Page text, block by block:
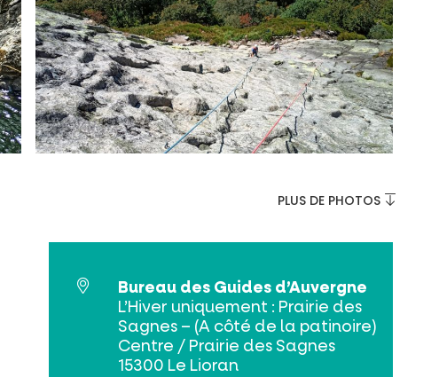
PLUS DE PHOTOS
Bureau des Guides d’Auvergne
L’Hiver uniquement : Prairie des
Sagnes – (A côté de la patinoire)
Centre / Prairie des Sagnes
15300 Le Lioran